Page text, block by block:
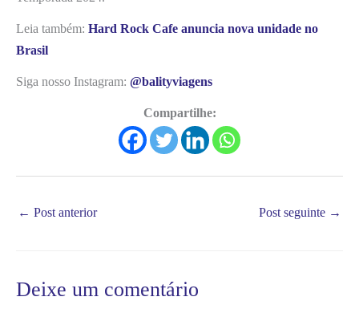
Leia também: Hard Rock Cafe anuncia nova unidade no
Brasil
Siga nosso Instagram: @balityviagens
Compartilhe:
← Post anterior Post seguinte →
Deixe um comentário